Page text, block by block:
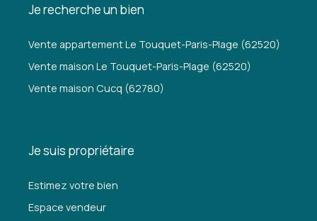
Je recherche un bien
Vente appartement Le Touquet-Paris-Plage (62520)
Vente maison Le Touquet-Paris-Plage (62520)
Vente maison Cucq (62780)
Je suis propriétaire
Estimez votre bien
Espace vendeur